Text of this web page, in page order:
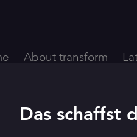
Das schaffst
About transform